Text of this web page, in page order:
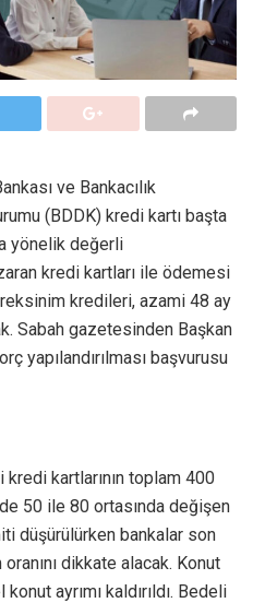
ve Bankacılık
(BDDK) kredi kartı başta
yönelik değerli
kredi kartları ile ödemesi
kredileri, azami 48 ay
Sabah gazetesinden Başkan
yapılandırılması başvurusu
kartlarının toplam 400
50 ile 80 ortasında değişen
düşürülürken bankalar son
dikkate alacak. Konut
ayrımı kaldırıldı. Bedeli